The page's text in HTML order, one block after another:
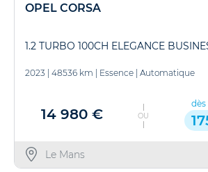
OPEL CORSA
1.2 TURBO 100CH ELEGANCE
2023 48536 km Essence Automatique
14 980 € OU
dès
Le Mans